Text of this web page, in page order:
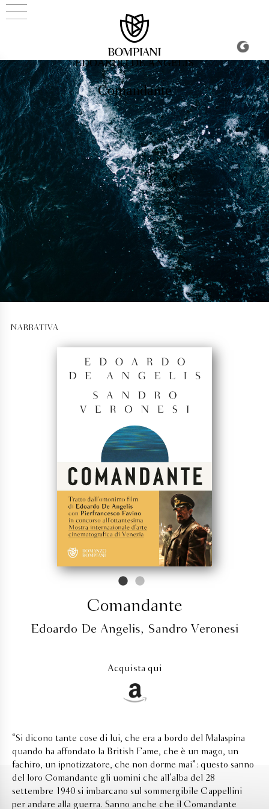
EDOARDO DE ANGELIS
Comandante
NARRATIVA
Comandante
Edoardo De Angelis, Sandro Veronesi
Acquista qui
“Si dicono tante cose di lui, che era a bordo del Malaspina
quando ha affondato la British Fame, che è un mago, un
fachiro, un ipnotizzatore, che non dorme mai”: questo sanno
del loro Comandante gli uomini che all’alba del 28
settembre 1940 si imbarcano sul sommergibile Cappellini
per andare alla guerra. Sanno anche che il Comandante